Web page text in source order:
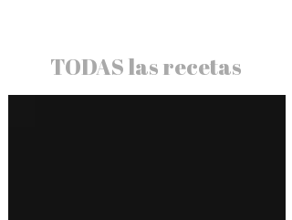
TODAS las recetas